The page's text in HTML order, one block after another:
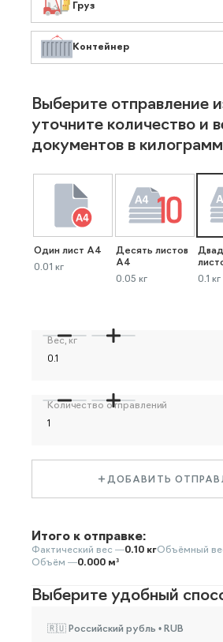
Груз
Контейнер
Выберите отправление
уточните количество и
документов в
Один лист А4
0.01 кг
Десять листов
А4
0.05 кг
0.1 кг
Вес, кг
Количество отправлений
ДОБАВИТЬ
Итого к отправке:
Фактический вес —0.10 кгОбъёмный
Объём —0.000 м³
Выберите удобный
🇷🇺 Российский рубль • RUB